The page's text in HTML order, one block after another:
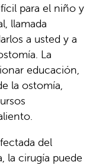
para el niño y
llamada
a usted y a
La
educación,
la ostomía,
del
la cirugía puede